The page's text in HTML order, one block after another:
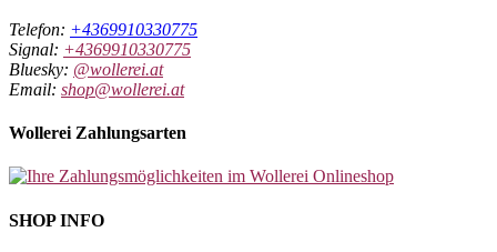
Telefon: +4369910330775
Signal: +4369910330775
Bluesky: @wollerei.at
Email: shop@wollerei.at
Wollerei Zahlungsarten
SHOP INFO